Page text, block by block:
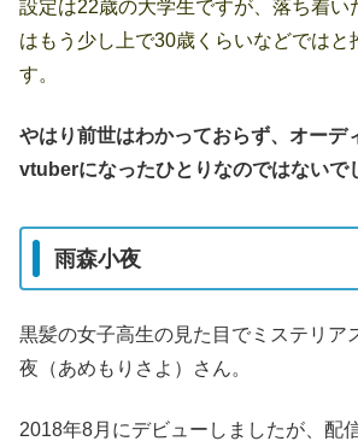
設定は22歳の大学生ですが、落ち着い
はもう少し上で30歳くらいなどではと
す。
やはり前世はわかっておらず、オーデ
vtuberになったひとりなのではないで
雨森小夜
黒髪の女子高生の見た目でミステリア
夜（あめもりさよ）さん。
2018年8月にデビューしましたが、配